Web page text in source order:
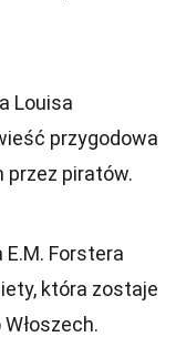
Louisa
przygodowa
przez piratów.
Forstera
która zostaje